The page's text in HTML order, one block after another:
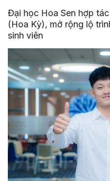
Đại học Hoa Sen hợp
(Hoa Kỳ), mở rộng lộ
sinh viên